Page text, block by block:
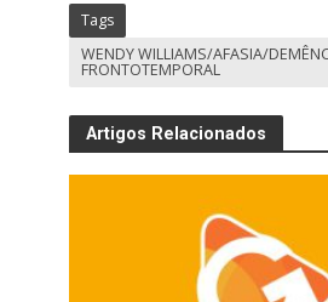
Tags
WENDY WILLIAMS/AFASIA/
FRONTOTEMPORAL
Artigos Relacionados